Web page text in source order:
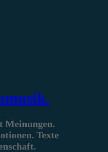
Meinungen.
Texte